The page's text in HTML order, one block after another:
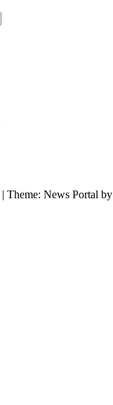
| Theme: News Portal by